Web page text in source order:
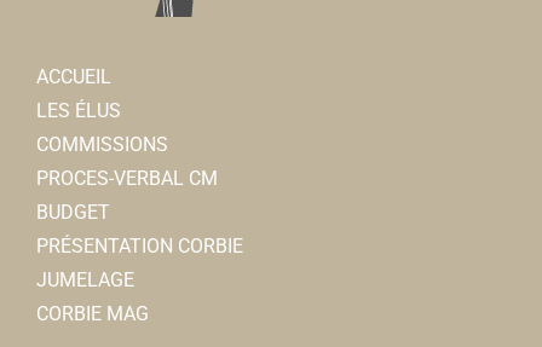
ACCUEIL
LES ÉLUS
COMMISSIONS
PROCES-VERBAL CM
BUDGET
PRÉSENTATION CORBIE
JUMELAGE
CORBIE MAG